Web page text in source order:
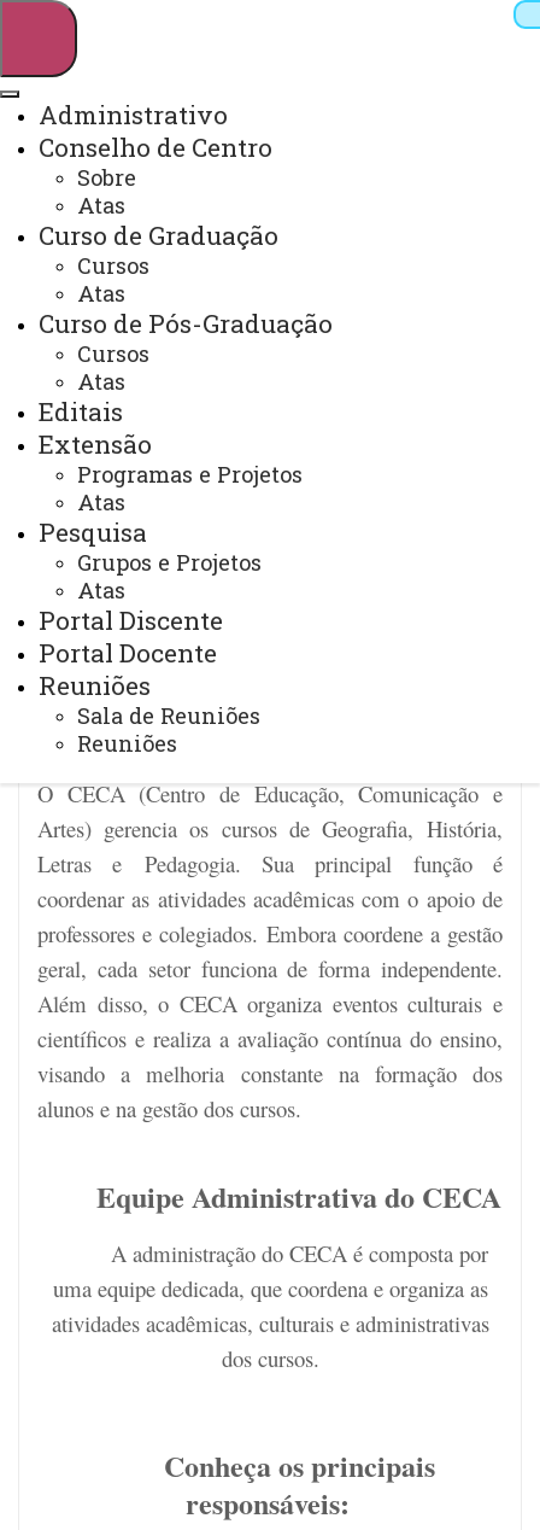
Webmail
Arquivo Virtual
Administrativo
Conselho de Centro
Sobre
Atas
Curso de Graduação
Cursos
Atas
Curso de Pós-Graduação
Cursos
Atas
Editais
Extensão
Programas e Projetos
Atas
Pesquisa
Grupos e Projetos
Atas
Portal Discente
Portal Docente
Reuniões
Sala de Reuniões
Reuniões
Administrativo
SEJA BEM-VINDO(A)
Centro de Educação, Comunicação e
Artes - CECA
O CECA (Centro de Educação, Comunicação e
Artes) gerencia os cursos de Geografia,História,
Letras e Pedagogia. Sua principal função é
coordenar as atividades acadêmicas com o apoio de
professores e colegiados. Embora coordene a gestão
geral, cada setor funciona de forma independente.
Além disso, o CECA organiza eventos culturais e
científicos e realiza a avaliação contínua do ensino,
visando a melhoria constante na formação dos
alunos e na gestão dos cursos.
Equipe Administrativa do CECA
A administração do CECA é composta por
uma equipe dedicada, que coordena e organiza as
atividades acadêmicas, culturais e administrativas
dos cursos.
Conheça os principais
responsáveis: